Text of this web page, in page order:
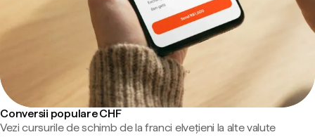
Conversii populare CHF
Vezi cursurile de schimb de la franci elvețieni la alte valute